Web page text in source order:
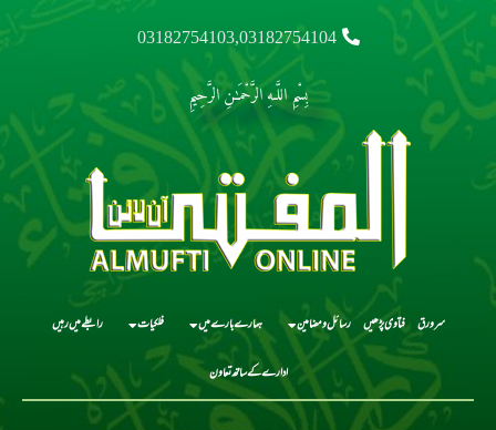
03182754103,03182754104
بِسْمِ اللَّـهِ الرَّحْمَـٰنِ الرَّحِيمِ
سرورق فتاوی پڑھیں رسائل و مضامین ہمارے بارے میں فلکیات رابطے میں رہیں
ادارے کے ساتھ تعاون